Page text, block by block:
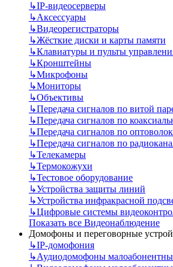
↳IP-видеосерверы
↳Аксессуары
↳Видеорегистраторы
↳Жёсткие диски и карты памяти
↳Клавиатуры и пульты
↳Кронштейны
↳Микрофоны
↳Мониторы
↳Объективы
↳Передача сигналов по витой
↳Передача сигналов по
↳Передача сигналов по
↳Передача сигналов по
↳Телекамеры
↳Термокожухи
↳Тестовое оборудование
↳Устройства защиты линий
↳Устройства инфракрасной
↳Цифровые системы
Показать все Видеонаблюдение
Домофоны и переговорные
↳IP-домофония
↳Аудиодомофоны